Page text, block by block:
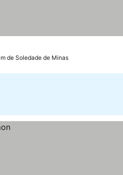
de Soledade de Minas